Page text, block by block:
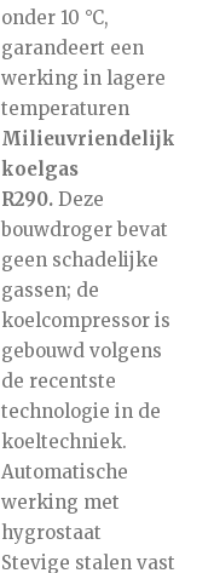
onder 10 °C,
garandeert een
werking in lagere
temperaturen
Milieuvriendelijk
koelgas
R290. Deze
bouwdroger bevat
geen schadelijke
gassen; de
koelcompressor is
gebouwd volgens
de recentste
technologie in de
koeltechniek.
Automatische
werking met
hygrostaat
Stevige stalen vast